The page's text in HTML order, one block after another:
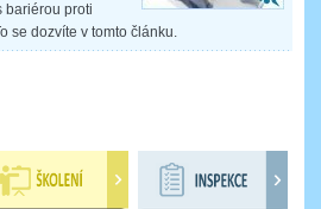
bariérou proti
se dozvíte v tomto článku.